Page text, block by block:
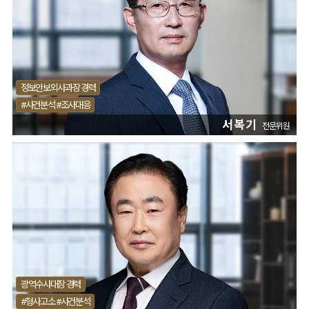
정보안보외사과장 경력
#사건분석 #조사대응
서복기 전문위원
광역수사대장 경력
#형사고소 #사건분석